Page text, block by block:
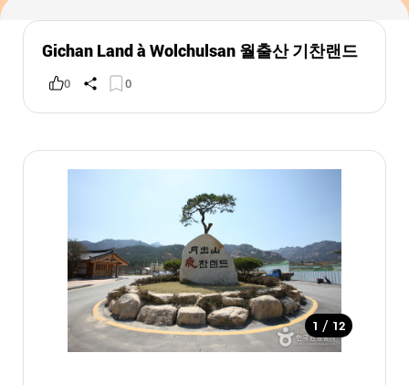
Gichan Land à Wolchulsan 월출산 기찬랜드
0 0
1 / 12